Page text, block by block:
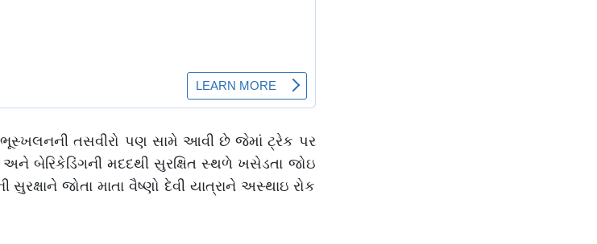
ભૂસ્ખલનની તસવીરો પણ સામે આવી છે જેમાં ટ્રેક પર
બેરિકેડિંગની મદદથી સુરક્ષિત સ્થળે ખસેડતા જોઇ
જોતા માતા વૈષ્ણો દેવી યાત્રાને અસ્થાઇ રોક